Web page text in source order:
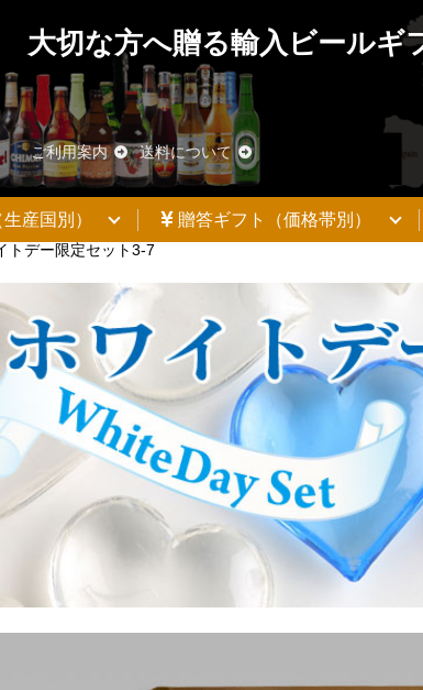
大切な方へ贈る輸入ビールギ
ご利用案内 送料について
産国別） 贈答ギフト（価格帯別）
トデー限定セット3-7